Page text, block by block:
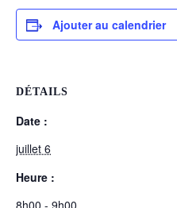
Ajouter au calendrier
DÉTAILS
Date :
juillet 6
Heure :
8h00 - 9h00